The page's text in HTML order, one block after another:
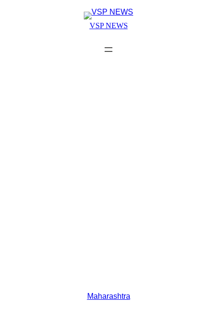
VSP NEWS
Maharashtra